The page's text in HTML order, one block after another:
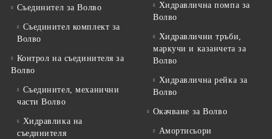
Съединител за Волво
Съединител комплект за
Волво
Контрол на съединителя за
Волво
Съединител, механични
части Волво
Хидравлика на
съединителя
Хидравлична помпа за
Волво
Хидравлични тръби,
маркучи и казанчета за
Волво
Хидравлична рейка за
Волво
Окачване за Волво
Амортисьори